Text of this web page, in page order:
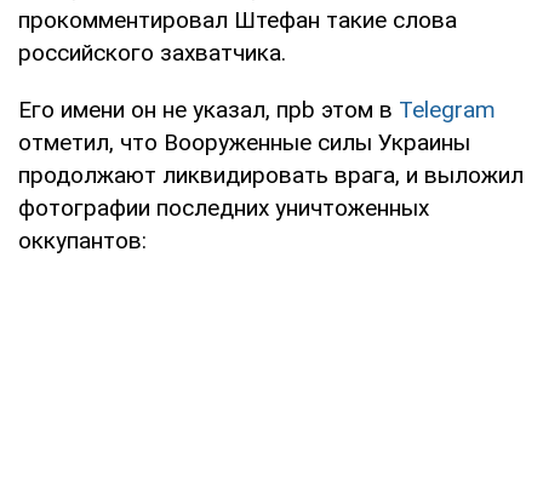
прокомментировал Штефан такие слова
российского захватчика.
Его имени он не указал, прb этом в Telegram
отметил, что Вооруженные силы Украины
продолжают ликвидировать врага, и выложил
фотографии последних уничтоженных
оккупантов: